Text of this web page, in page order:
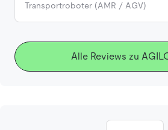
Transportroboter (AMR / AGV)
Alle Reviews zu